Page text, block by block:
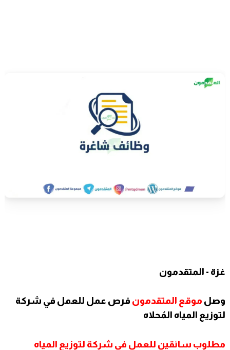
غزة - المتقدمون
وصل موقع المتقدمون فرص عمل للعمل في شركة
لتوزيع المياه المُحلاه
مطلوب سائقين للعمل في شركة لتوزيع المياه